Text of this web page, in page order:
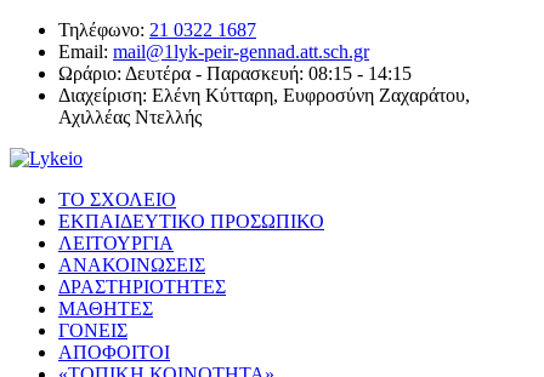
Τηλέφωνο: 21 0322 1687
Email: mail@1lyk-peir-gennad.att.sch.gr
Ωράριο: Δευτέρα - Παρασκευή: 08:15 - 14:15
Διαχείριση: Ελένη Κύτταρη, Ευφροσύνη Ζαχαράτου,
Αχιλλέας Ντελλής
ΤΟ ΣΧΟΛΕΙΟ
ΕΚΠΑΙΔΕΥΤΙΚΟ ΠΡΟΣΩΠΙΚΟ
ΛΕΙΤΟΥΡΓΙΑ
ΑΝΑΚΟΙΝΩΣΕΙΣ
ΔΡΑΣΤΗΡΙΟΤΗΤΕΣ
ΜΑΘΗΤΕΣ
ΓΟΝΕΙΣ
ΑΠΟΦΟΙΤΟΙ